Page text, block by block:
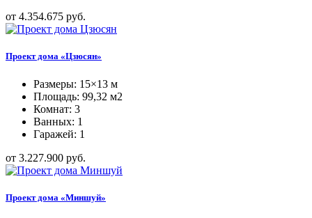
от 4.354.675 руб.
Проект дома «Цзюсян»
Размеры: 15×13 м
Площадь: 99,32 м2
Комнат: 3
Ванных: 1
Гаражей: 1
от 3.227.900 руб.
Проект дома «Миншуй»